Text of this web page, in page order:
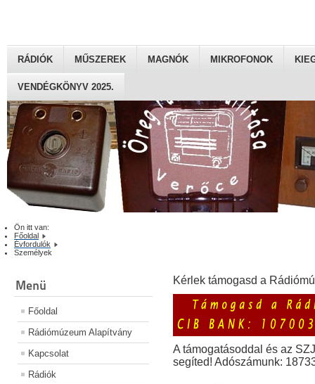
RÁDIÓK MŰSZEREK MAGNÓK MIKROFONOK
VENDÉGKÖNYV 2025.
Ön itt van:
Főoldal
Évfordulók
Személyek
Menü
Főoldal
Rádiómúzeum Alapítvány
Kapcsolat
Rádiók
Kérlek támogasd a
A támogatásoddal és az
segíted! Adószámunk: